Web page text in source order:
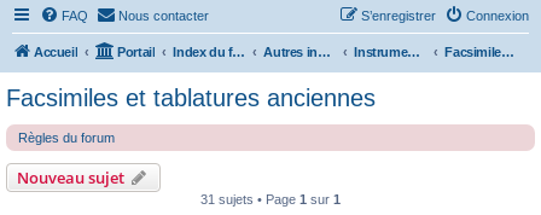
FAQ Nous contacter Connexion
S’enregistrer
Accueil Portail Index du forum Autres instruments à cordes pincées, ou styles Instruments anciens Facsimiles et tablatures anciennes
Facsimiles et tablatures anciennes
Règles du forum
Nouveau sujet
31 sujets • Page 1 sur 1